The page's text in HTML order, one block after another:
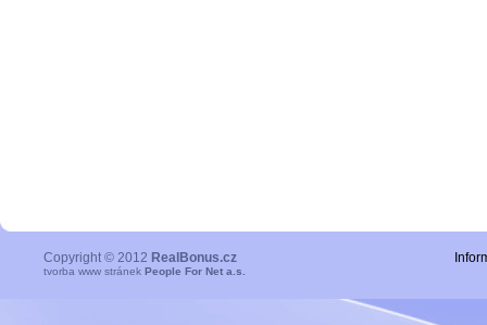
Copyright © 2012 RealBonus.cz
tvorba www stránek People For Net a.s.